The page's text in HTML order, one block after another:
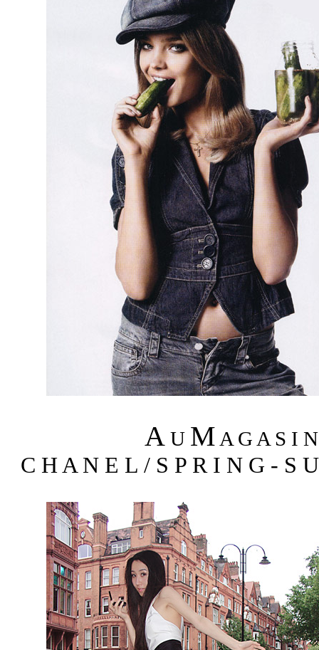
A U M A G A S I
C H A N E L / S P R I N G - S